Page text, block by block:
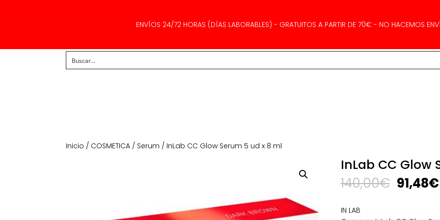
ENVÍOS 24/72 HORAS (DÍAS LABORABLES) - GRATUITOS A PARTIR DE 70€ - NO HACEMOS
Inicio / COSMETICA / Serum / InLab CC Glow Serum 5 ud x 8 ml
InLab CC Glow
140,00€ El
precio
era:
91,48€El
IN LAB